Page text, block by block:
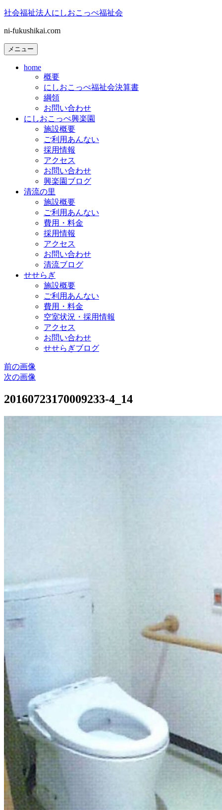
コ
テ
ン
ツ
社会福祉法人にしおこっぺ福祉会
ni-fukushikai.com
メニュー
home
概要
にしおこっぺ福祉会決算書
綱領
お問い合わせ
にしおこっぺ興楽園
施設概要
ご利用あんない
採用情報
アクセス
お問い合わせ
興楽園ブログ
清流の里
施設概要
ご利用あんない
費用・料金
採用情報
アクセス
お問い合わせ
清流ブログ
せせらぎ
施設概要
ご利用あんない
費用・料金
空室状況・採用情報
アクセス
お問い合わせ
せせらぎブログ
前の画像
次の画像
20160723170009233-4_14